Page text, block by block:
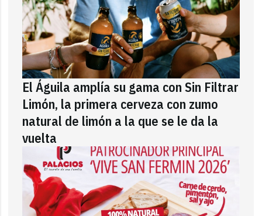
El Águila amplía su gama con Sin Filtrar
Limón, la primera cerveza con zumo
natural de limón a la que se le da la
vuelta